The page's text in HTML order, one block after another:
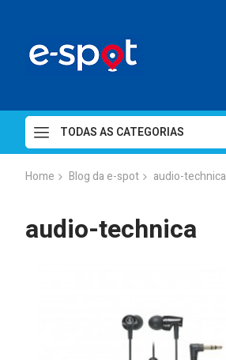
TODAS AS CATEGORIAS
Home Blog da e-spot audio-technica
audio-technica